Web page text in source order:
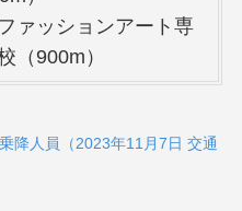
ァッションアート専
（900m）
降人員（2023年11月7日 交通